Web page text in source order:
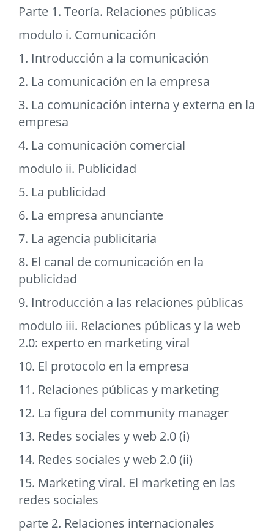
Parte 1. Teoría. Relaciones públicas
modulo i. Comunicación
1. Introducción a la comunicación
2. La comunicación en la empresa
3. La comunicación interna y externa en la
empresa
4. La comunicación comercial
modulo ii. Publicidad
5. La publicidad
6. La empresa anunciante
7. La agencia publicitaria
8. El canal de comunicación en la
publicidad
9. Introducción a las relaciones públicas
modulo iii. Relaciones públicas y la web
2.0: experto en marketing viral
10. El protocolo en la empresa
11. Relaciones públicas y marketing
12. La figura del community manager
13. Redes sociales y web 2.0 (i)
14. Redes sociales y web 2.0 (ii)
15. Marketing viral. El marketing en las
redes sociales
parte 2. Relaciones internacionales